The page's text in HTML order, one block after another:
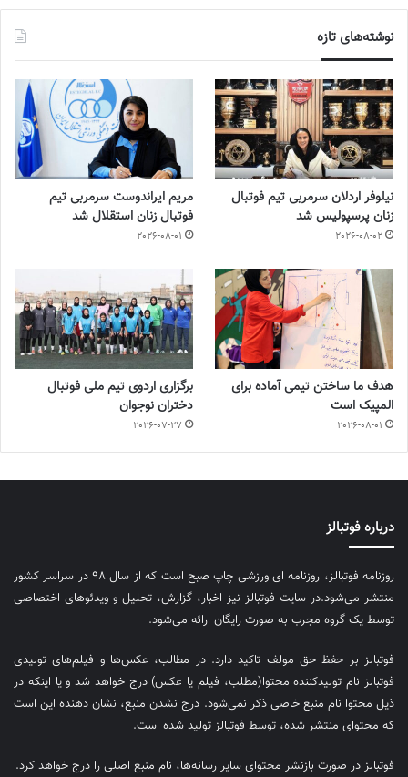
نوشته‌های تازه
نیلوفر اردلان سرمربی تیم فوتبال
زنان پرسپولیس شد
2026-08-02
مریم ایراندوست سرمربی تیم
فوتبال زنان استقلال شد
2026-08-01
هدف ما ساختن تیمی آماده برای
المپیک است
2026-08-01
برگزاری اردوی تیم ملی فوتبال
دختران نوجوان
2026-07-27
درباره فوتبالز
روزنامه فوتبالز، روزنامه ای ورزشی چاپ صبح است که از سال ۹۸ در سراسر کشور
منتشر می‌شود.در سایت فوتبالز نیز اخبار، گزارش، تحلیل و ویدئوهای اختصاصی
توسط یک گروه مجرب به صورت رایگان ارائه می‌شود.
فوتبالز بر حفظ حق مولف تاکید دارد. در مطالب، عکس‌ها و فیلم‌های تولیدی
فوتبالز نام تولیدکننده محتوا(مطلب، فیلم یا عکس) درج خواهد شد و یا اینکه در
ذیل محتوا نام منبع خاصی ذکر نمی‌‎شود. درج نشدن منبع، نشان دهنده این است
که محتوای منتشر شده، توسط فوتبالز تولید شده است.
فوتبالز در صورت بازنشر محتوای سایر رسانه‌ها، نام منبع اصلی را درج خواهد کرد.